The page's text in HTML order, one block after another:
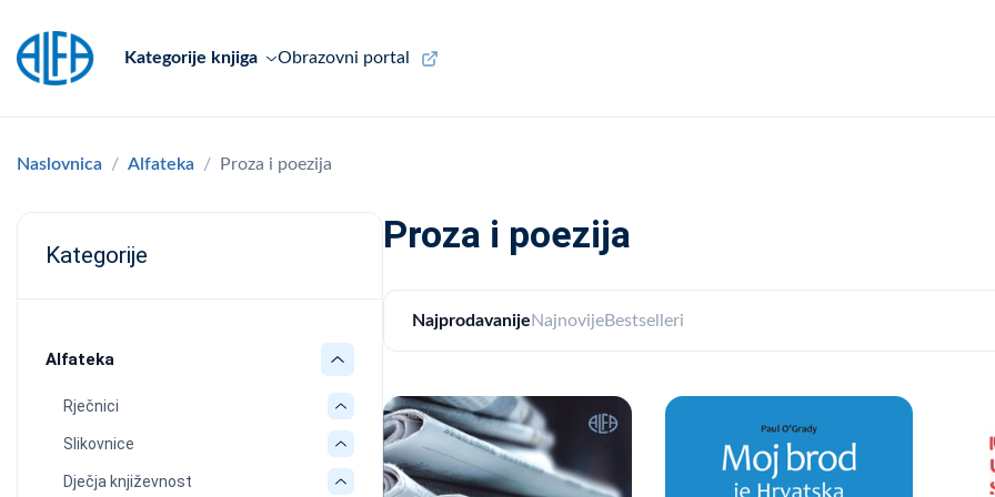
Kategorije knjiga Obrazovni portal
Naslovnica Alfateka Proza i poezija
Kategorije
Alfateka
Rječnici
Slikovnice
Dječja književnost
Proza i poezija
Najprodavanije NajnovijeBestselleri